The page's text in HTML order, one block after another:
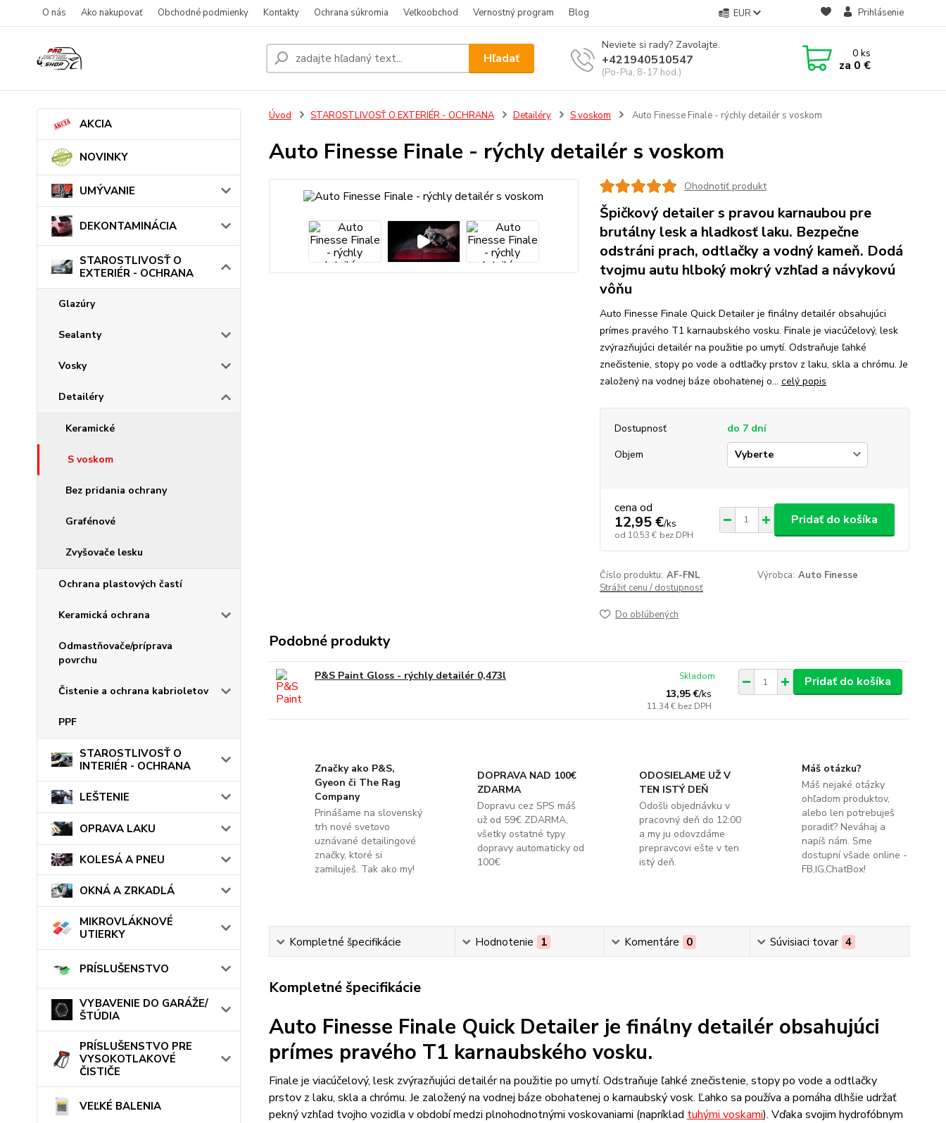
O nás Ako nakupovať Obchodné podmienky Kontakty Ochrana súkromia Veľkoobchod Vernostný program Blog EUR Prihlásenie
Hľadať
Neviete si rady? Zavolajte.
+421940510547
(Po-Pia, 8-17 hod.)
0ks
za 0 €
AKCIA
NOVINKY
UMÝVANIE
DEKONTAMINÁCIA
STAROSTLIVOSŤ O
EXTERIÉR - OCHRANA
Glazúry
Sealanty
Vosky
Detailéry
Keramické
S voskom
Bez pridania ochrany
Grafénové
Zvyšovače lesku
Ochrana plastových častí
Keramická ochrana
Odmastňovače/príprava
povrchu
Čistenie a ochrana kabrioletov
PPF
STAROSTLIVOSŤ O
INTERIÉR - OCHRANA
LEŠTENIE
OPRAVA LAKU
KOLESÁ A PNEU
OKNÁ A ZRKADLÁ
MIKROVLÁKNOVÉ
UTIERKY
PRÍSLUŠENSTVO
VYBAVENIE DO GARÁŽE/
ŠTÚDIA
PRÍSLUŠENSTVO PRE
VYSOKOTLAKOVÉ
ČISTIČE
VEĽKÉ BALENIA
Úvod STAROSTLIVOSŤ O EXTERIÉR - OCHRANA Detailéry S voskom Auto Finesse Finale - rýchly detailér s voskom
Auto Finesse Finale - rýchly detailér s voskom
Ohodnotiť produkt
Špičkový detailer s pravou karnaubou pre
brutálny lesk a hladkosť laku. Bezpečne
odstráni prach, odtlačky a vodný kameň. Dodá
tvojmu autu hlboký mokrý vzhľad a návykovú
vôňu
Auto Finesse Finale Quick Detailer je finálny detailér obsahujúci
prímes pravého T1 karnaubského vosku. Finale je viacúčelový, lesk
zvýrazňujúci detailér na použitie po umytí. Odstraňuje ľahké
znečistenie, stopy po vode a odtlačky prstov z laku, skla a chrómu. Je
založený na vodnej báze obohatenej o... celý popis
Dostupnosť
do 7 dní
Objem
cena od
12,95 €/ks
od 10,53 € bez DPH
Pridať do košíka
Číslo produktu: AF-FNL Výrobca: Auto Finesse
Strážiť cenu / dostupnosť
Do obľúbených
Podobné produkty
P&S Paint Gloss - rýchly detailér 0,473l
13,95 €/ks
11,34 € bez DPH
Skladom Pridať do košíka
Značky ako P&S,
Gyeon či The Rag
Company
Prinášame na slovenský
trh nové svetovo
uznávané detailingové
značky, ktoré si
zamiluješ. Tak ako my!
DOPRAVA NAD 100€
ZDARMA
Dopravu cez SPS máš
už od 59€ ZDARMA,
všetky ostatné typy
dopravy automaticky od
100€
ODOSIELAME UŽ V
TEN ISTÝ DEŇ
Odošli objednávku v
pracovný deň do 12:00
a my ju odovzdáme
prepravcovi ešte v ten
istý deň.
Máš otázku?
Máš nejaké otázky
ohľadom produktov,
alebo len potrebuješ
poradiť? Neváhaj a
napíš nám. Sme
dostupní všade online -
FB,IG,ChatBox!
Kompletné špecifikácie Hodnotenie 1 Komentáre 0 Súvisiaci tovar 4
Kompletné špecifikácie
Auto Finesse Finale Quick Detailer je finálny detailér obsahujúci
prímes pravého T1 karnaubského vosku.
Finale je viacúčelový, lesk zvýrazňujúci detailér na použitie po umytí. Odstraňuje ľahké znečistenie, stopy po vode a odtlačky
prstov z laku, skla a chrómu. Je založený na vodnej báze obohatenej o karnaubský vosk. Ľahko sa používa a pomáha dlhšie udržať
pekný vzhľad tvojho vozidla v období medzi plnohodnotnými voskovaniami (napríklad tuhými voskami). Vďaka svojim hydrofóbnym